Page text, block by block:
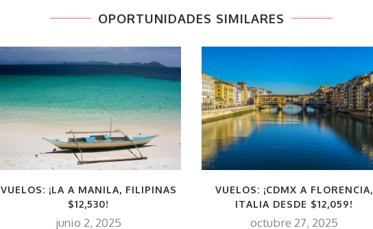
OPORTUNIDADES SIMILARES
VUELOS: ¡LA A MANILA, FILIPINAS
$12,530!
junio 2, 2025
VUELOS: ¡CDMX A FLORENCIA,
ITALIA DESDE $12,059!
octubre 27, 2025